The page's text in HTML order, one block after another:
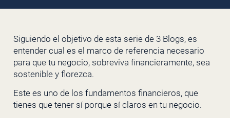
Siguiendo el objetivo de esta serie de 3 Blogs, es
entender cual es el marco de referencia necesario
para que tu negocio, sobreviva financieramente, sea
sostenible y florezca.
Este es uno de los fundamentos financieros, que
tienes que tener sí porque sí claros en tu negocio.